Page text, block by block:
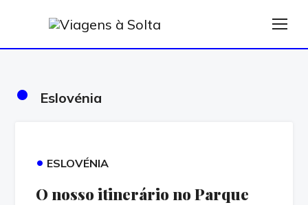
• Eslovénia
• ESLOVÉNIA
O nosso itinerário no Parque